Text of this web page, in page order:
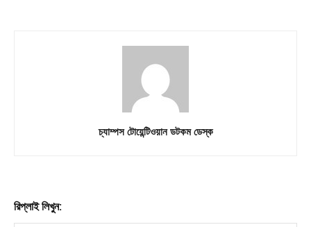
চ্যাম্পস টোয়েন্টিওয়ান ডটকম ডেস্ক
রিপ্লাই লিখুন: